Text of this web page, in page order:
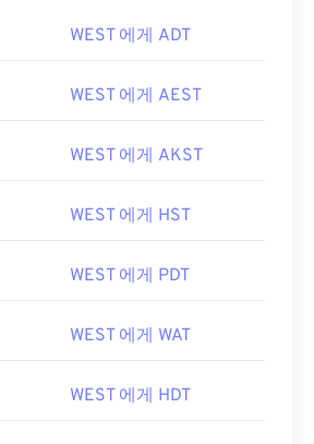
WEST 에게 ADT
WEST 에게 AEST
WEST 에게 AKST
WEST 에게 HST
WEST 에게 PDT
WEST 에게 WAT
WEST 에게 HDT